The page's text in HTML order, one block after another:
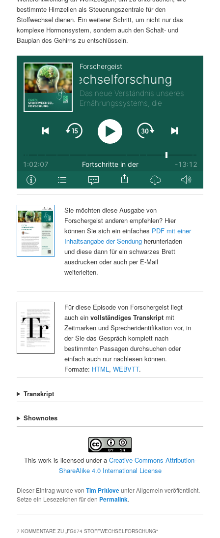
bestimmte Hirnzellen als Steuerungszentrale für den
Stoffwechsel dienen. Ein weiterer Schritt, um nicht nur das
komplexe Hormonsystem, sondern auch den Schalt- und
Bauplan des Gehirns zu entschlüsseln.
Sie möchten diese Ausgabe von
Forschergeist anderen empfehlen? Hier
können Sie sich ein einfaches PDF mit einer
Inhaltsangabe der Sendungherunterladen
und diese dann für ein schwarzes Brett
ausdrucken oder auch per E-Mail
weiterleiten.
Für diese Episode von Forschergeist liegt
auch ein vollständiges Transkriptmit
Zeitmarken und Sprecheridentifikation vor, in
der Sie das Gespräch komplett nach
bestimmten Passagen durchsuchen oder
einfach auch nur nachlesen können.
Formate: HTML, WEBVTT.
Transkript
Shownotes
This work is licensed under a Creative Commons Attribution-
ShareAlike 4.0 International License
Dieser Eintrag wurde vonTim Pritloveunter Allgemein veröffentlicht.
Setze ein Lesezeichen für den Permalink.
7 KOMMENTARE ZU „FG074 STOFFWECHSELFORSCHUNG“